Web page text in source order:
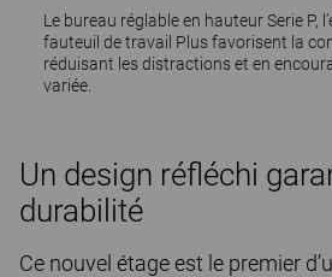
Le bureau réglable en hauteur Serie P,
fauteuil de travail Plusfavorisent la
réduisant les distractions et en
variée.
Un design réfléchi
durabilité
Ce nouvel étage est le premier